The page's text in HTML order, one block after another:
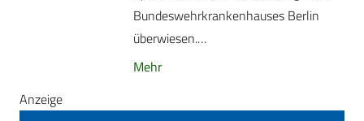
Bundeswehrkrankenhauses Berlin
überwiesen.…
Mehr
Anzeige